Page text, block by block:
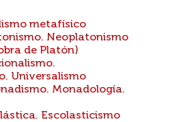
metafísico
Neoplatonismo
de Platón)
Universalismo
Monadología.
Escolasticismo